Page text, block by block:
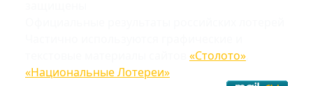
«Столото»
«Национальные Лотереи»